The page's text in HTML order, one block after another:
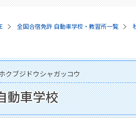
全国合宿免許 自動車学校・教習所一覧
クブジドウシャガッコウ
動車学校